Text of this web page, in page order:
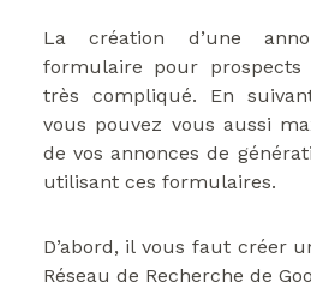
La création d’une
formulaire pour prospects
très compliqué. En
vous pouvez vous aussi
de vos annonces de
utilisant ces formulaires.
D’abord, il vous faut créer
Réseau de Recherche de